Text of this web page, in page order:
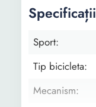
Specificații
Sport:
Tip bicicleta:
Mecanism: